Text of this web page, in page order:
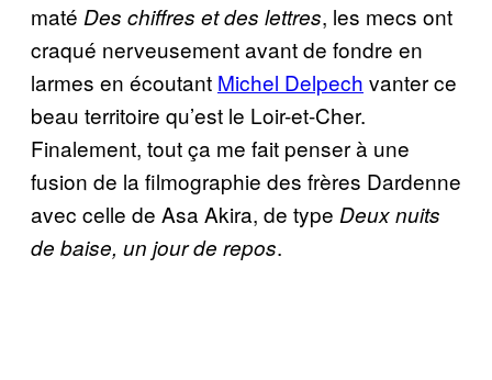
maté Des chiffres et des lettres, les mecs ont
craqué nerveusement avant de fondre en
larmes en écoutant Michel Delpech vanter ce
beau territoire qu’est le Loir-et-Cher.
Finalement, tout ça me fait penser à une
fusion de la filmographie des frères Dardenne
avec celle de Asa Akira, de type Deux nuits
de baise, un jour de repos.